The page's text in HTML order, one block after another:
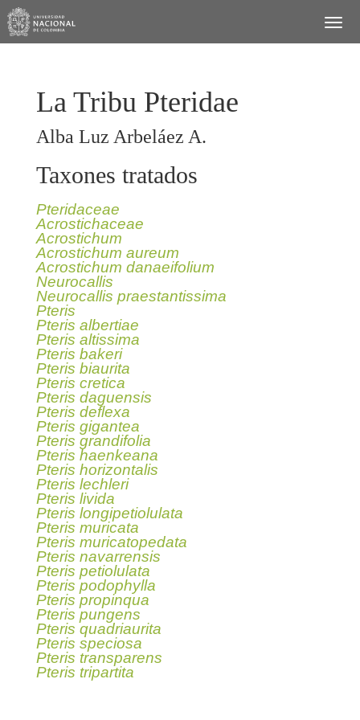
La Tribu Pteridae
Alba Luz Arbeláez A.
Taxones tratados
Pteridaceae
Acrostichaceae
Acrostichum
Acrostichum aureum
Acrostichum danaeifolium
Neurocallis
Neurocallis praestantissima
Pteris
Pteris albertiae
Pteris altissima
Pteris bakeri
Pteris biaurita
Pteris cretica
Pteris daguensis
Pteris deflexa
Pteris gigantea
Pteris grandifolia
Pteris haenkeana
Pteris horizontalis
Pteris lechleri
Pteris livida
Pteris longipetiolulata
Pteris muricata
Pteris muricatopedata
Pteris navarrensis
Pteris petiolulata
Pteris podophylla
Pteris propinqua
Pteris pungens
Pteris quadriaurita
Pteris speciosa
Pteris transparens
Pteris tripartita